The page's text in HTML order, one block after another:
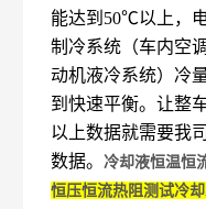
能达到 50℃以上，
制冷系统（车内空
动机液冷系统）冷
到快速平衡。让整
以上数据就需要我
数据。冷却液恒温恒
恒压恒流热阻测试冷